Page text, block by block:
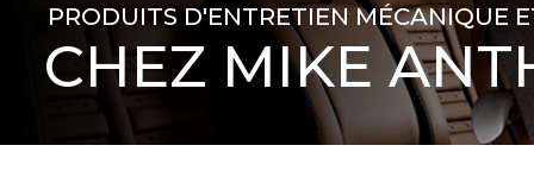
PRODUITS D'ENTRETIEN MÉCANIQUE
CHEZ MIKE